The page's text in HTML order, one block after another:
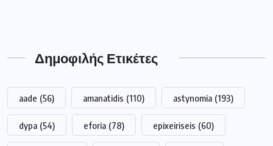
Δημοφιλής Ετικέτες
aade (56) amanatidis (110) astynomia (193)
dypa (54) eforia (78) epixeiriseis (60)